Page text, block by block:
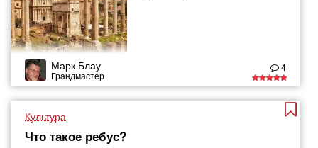
Марк Блау
Грандмастер
4
Культура
Что такое ребус?